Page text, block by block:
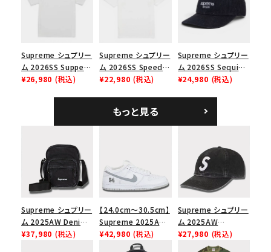
Supreme シュプリー
ム 2026SS Supper
Tee サパーTシャツ
¥26,980 (税込)
Supreme シュプリー
ム 2026SS Speed
Tee スピードTシャツ
¥22,980 (税込)
Supreme シュプリー
ム 2026SS Sequin
Denim Classic
シックロゴ 6パネルキ
ャップ ブラック
¥24,980 (税込)
もっと見る
Supreme シュプリー
ム 2025AW Denim
Shoulder Bag デニ
¥37,980 (税込)
【24.0cm～30.5cm】
Supreme 2025AW
Nike SB Dunk Low
ナイキ SB ダンク ロ
¥42,980 (税込)
Supreme シュプリー
ム 2025AW
Pigment Coated
2-Tone S Logo 6-
¥27,980 (税込)